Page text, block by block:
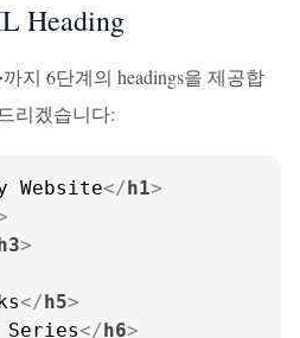
Heading
까지 6단계의 headings을 제공합
리겠습니다:
Website</h1>
>
</h5>
</h6>